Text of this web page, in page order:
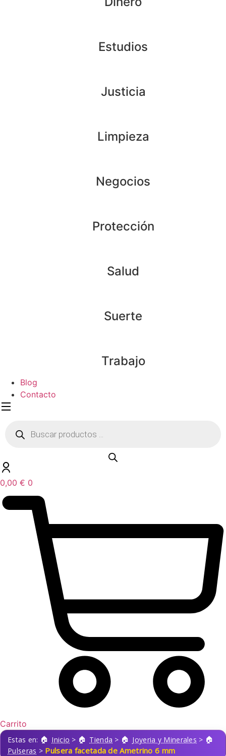
Estudios
Justicia
Limpieza
Negocios
Protección
Salud
Suerte
Trabajo
Blog
Contacto
productos
0,00 € 0
Carrito
Estas en: Inicio > Tienda > Joyeria y Minerales >
Pulseras > Pulsera facetada de Ametrino 6 mm